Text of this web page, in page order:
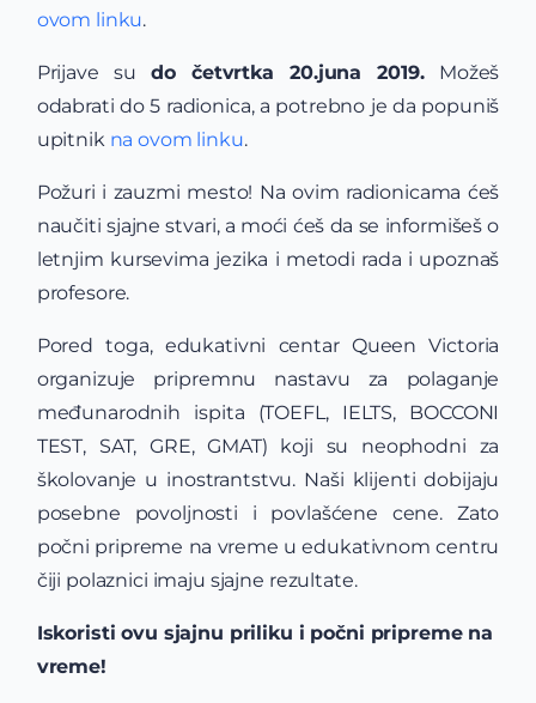
ovom linku.
Prijave su do četvrtka 20.juna 2019.Možeš
odabrati do 5 radionica, a potrebno je da popuniš
upitnik na ovom linku.
Požuri i zauzmi mesto! Na ovim radionicama ćeš
naučiti sjajne stvari, a moći ćeš da se informišeš o
letnjim kursevima jezika i metodi rada i upoznaš
profesore.
Pored toga, edukativni centar Queen Victoria
organizuje pripremnu nastavu za polaganje
međunarodnih ispita (TOEFL, IELTS, BOCCONI
TEST, SAT, GRE, GMAT) koji su neophodni za
školovanje u inostrantstvu. Naši klijenti dobijaju
posebne povoljnosti i povlašćene cene. Zato
počni pripreme na vreme u edukativnom centru
čiji polaznici imaju sjajne rezultate.
Iskoristi ovu sjajnu priliku i počni pripreme na
vreme!